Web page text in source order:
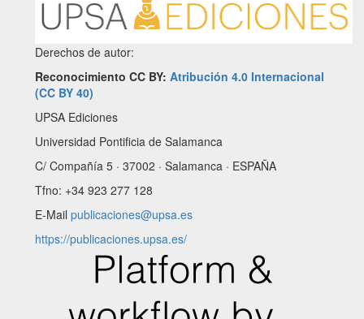
Derechos de autor:
Reconocimiento CC BY: Atribución 4.0 Internacional
(CC BY 40)
UPSA Ediciones
Universidad Pontificia de Salamanca
C/ Compañía 5 · 37002 · Salamanca · ESPAÑA
Tfno: +34 923 277 128
E-Mail publicaciones@upsa.es
https://publicaciones.upsa.es/